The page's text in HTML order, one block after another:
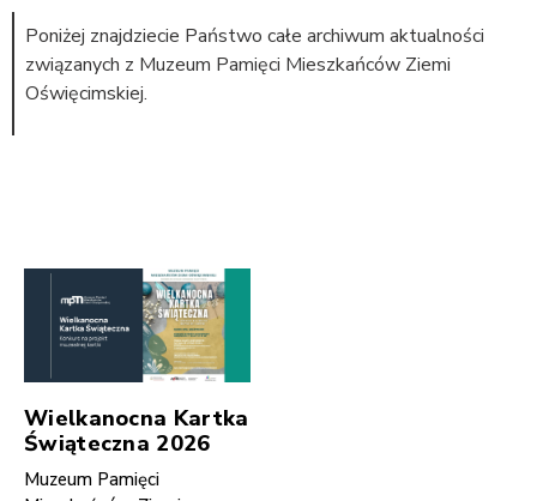
Poniżej znajdziecie Państwo całe archiwum aktualności
związanych z Muzeum Pamięci Mieszkańców Ziemi
Oświęcimskiej.
Wielkanocna Kartka
Świąteczna 2026
Muzeum Pamięci